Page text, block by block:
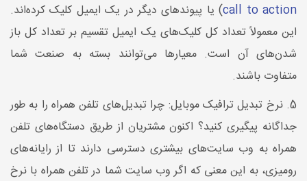
call to action) یا پیوندهای دیگر در یک ایمیل کلیک کرده‌اند.
این معمولاً تعداد کل کلیک‌های یک ایمیل تقسیم بر تعداد کل باز
شدن‌های آن است. معیارها می‌توانند بسته به صنعت شما
متفاوت باشند.
5. نرخ تبدیل ترافیک موبایل: چرا تبدیل‌های تلفن همراه را به طور
جداگانه پیگیری کنید؟ اکنون مشتریان از طریق دستگاه‌های تلفن
همراه به وب سایت‌های بیشتری دسترسی دارند تا از رایانه‌های
رومیزی، به این معنی که اگر وب سایت شما در تلفن همراه با نرخ